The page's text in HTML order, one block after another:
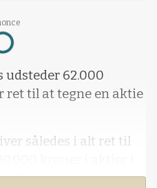
udsteder 62.000
ret til at tegne en aktie
således i alt ret til
i en